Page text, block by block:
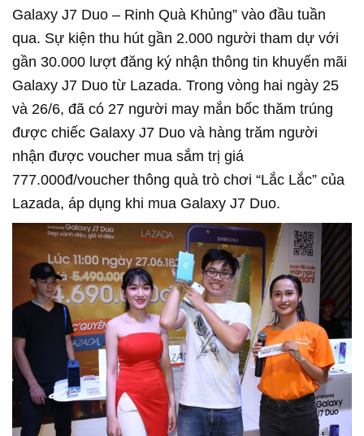
Galaxy J7 Duo – Rinh Quà Khủng” vào đầu tuần
qua. Sự kiện thu hút gần 2.000 người tham dự với
gần 30.000 lượt đăng ký nhận thông tin khuyến mãi
Galaxy J7 Duo từ Lazada. Trong vòng hai ngày 25
và 26/6, đã có 27 người may mắn bốc thăm trúng
được chiếc Galaxy J7 Duo và hàng trăm người
nhận được voucher mua sắm trị giá
777.000đ/voucher thông quà trò chơi “Lắc Lắc” của
Lazada, áp dụng khi mua Galaxy J7 Duo.